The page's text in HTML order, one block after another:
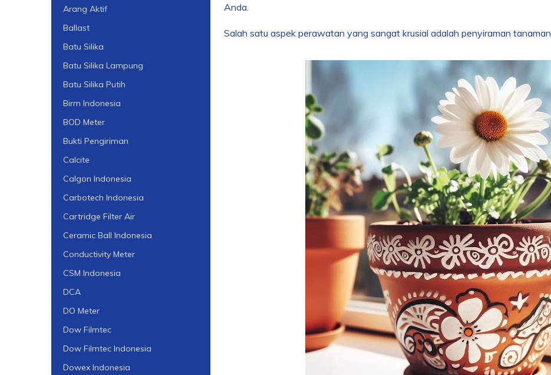
Anda.
Salah satu aspek perawatan yang sangat krusial adalah penyiraman tanaman.
Arang Aktif
Ballast
Batu Silika
Batu Silika Lampung
Batu Silika Putih
Birm Indonesia
BOD Meter
Bukti Pengiriman
Calcite
Calgon Indonesia
Carbotech Indonesia
Cartridge Filter Air
Ceramic Ball Indonesia
Conductivity Meter
CSM Indonesia
DCA
DO Meter
Dow Filmtec
Dow Filmtec Indonesia
Dowex Indonesia